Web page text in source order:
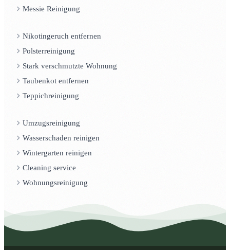
Messie Reinigung
Nikotingeruch entfernen
Polsterreinigung
Stark verschmutzte Wohnung
Taubenkot entfernen
Teppichreinigung
Umzugsreinigung
Wasserschaden reinigen
Wintergarten reinigen
Cleaning service
Wohnungsreinigung